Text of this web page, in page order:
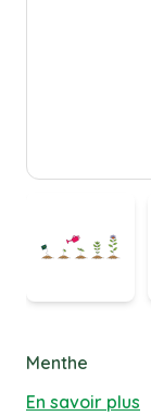
Menthe
En savoir plus